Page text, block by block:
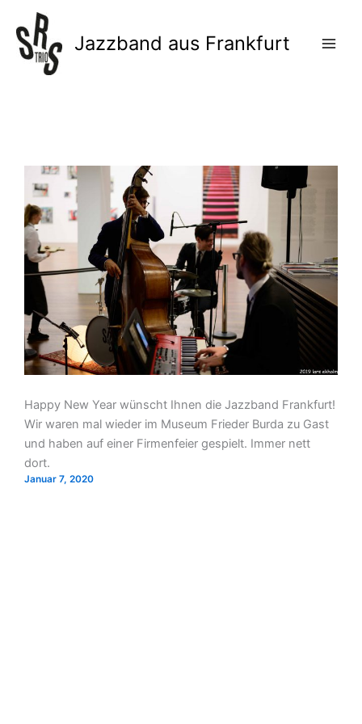
Inhalt
springen
Jazzband aus Frankfurt
Happy New Year wünscht Ihnen die Jazzband Frankfurt!
Wir waren mal wieder im Museum Frieder Burda zu Gast
und haben auf einer Firmenfeier gespielt. Immer nett
dort.
Januar 7, 2020